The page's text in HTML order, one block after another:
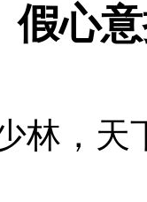
假心
，天